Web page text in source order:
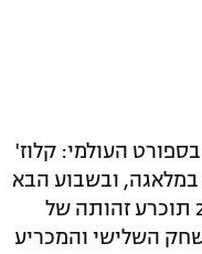
העולמי: קלוז'
נאפוקה פתחה אמש (שלישי) את שלב הטופ 16 בניצחון חוץ מרשים 73:79 במלאגה, ובשבוע הבא
תצא למשחק חוץ נוסף. אלא שהיא לא יודעת לאן. רק ביום חמישי ב-21:00 תוכרע זהותה של
השלישי והמכריע